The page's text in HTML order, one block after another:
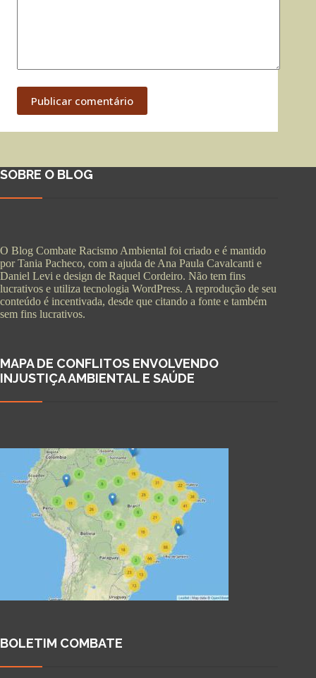
Publicar comentário
SOBRE O BLOG
O Blog Combate Racismo Ambiental foi criado e é mantido
por Tania Pacheco, com a ajuda de Ana Paula Cavalcanti e
Daniel Levi e design de Raquel Cordeiro. Não tem fins
lucrativos e utiliza tecnologia WordPress. A reprodução de seu
conteúdo é incentivada, desde que citando a fonte e também
sem fins lucrativos.
MAPA DE CONFLITOS ENVOLVENDO
INJUSTIÇA AMBIENTAL E SAÚDE
BOLETIM COMBATE